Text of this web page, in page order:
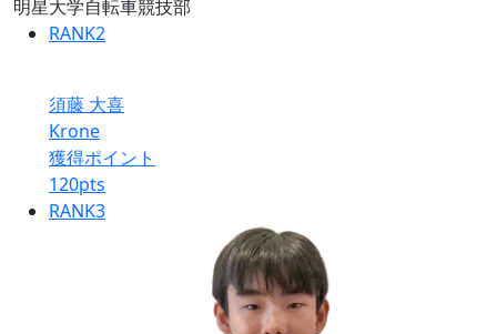
明星大学自転車競技部
RANK2
須藤 大喜
Krone
獲得ポイント
120pts
RANK3